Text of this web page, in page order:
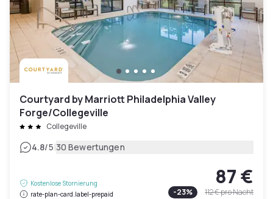
Courtyard by Marriott Philadelphia Valley
Forge/Collegeville
Collegeville
4.8/5|30 Bewertungen
Kostenlose Stornierung
rate-plan-card.label-prepaid
87 €
-23% 112 €pro Nacht